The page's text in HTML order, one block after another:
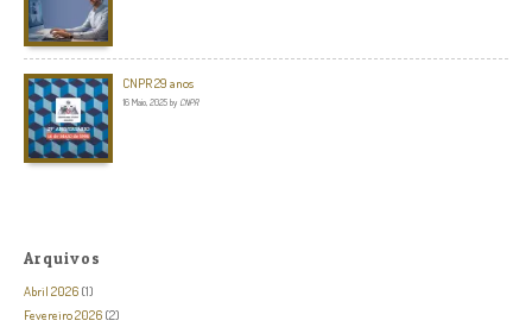
CNPR 29 anos
16 Maio, 2025 by CNPR
Arquivos
Abril 2026 (1)
Fevereiro 2026 (2)